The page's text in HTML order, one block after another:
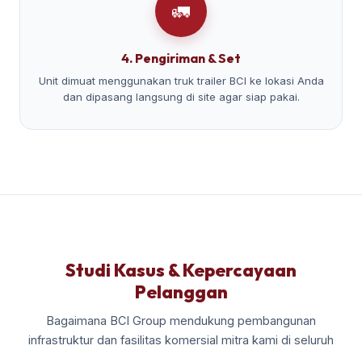
🚛
4. Pengiriman & Set
Unit dimuat menggunakan truk trailer BCI ke lokasi Anda
dan dipasang langsung di site agar siap pakai.
Studi Kasus & Kepercayaan
Pelanggan
Bagaimana BCI Group mendukung pembangunan
infrastruktur dan fasilitas komersial mitra kami di seluruh